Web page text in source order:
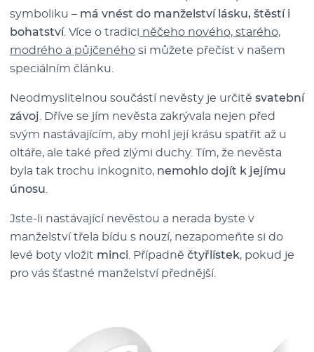
symboliku – má vnést do manželství lásku, štěstí i
bohatství . Více o tradici něčeho nového, starého,
modrého a půjčeného si můžete přečíst v našem
speciálním článku.
Neodmyslitelnou součástí nevěsty je určitě svatební
závoj . Dříve se jím nevěsta zakrývala nejen před
svým nastávajícím, aby mohl její krásu spatřit až u
oltáře, ale také před zlými duchy. Tím, že nevěsta
byla tak trochu inkognito, nemohlo dojít k jejímu
únosu
Jste-li nastávající nevěstou a nerada byste v
manželství třela bídu s nouzí, nezapomeňte si do
levé boty vložit minci . Případně čtyřlístek, pokud je
pro vás šťastné manželství přednější.